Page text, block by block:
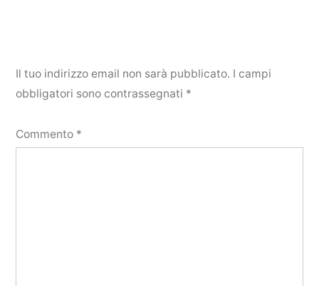
Il tuo indirizzo email non sarà pubblicato. I campi
obbligatori sono contrassegnati *
Commento *